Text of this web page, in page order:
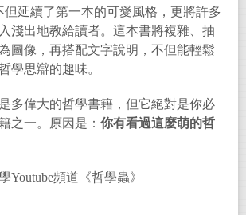
但延續了第一本的可愛風格，更將許多
淺出地教給讀者。這本書將複雜、抽
圖像，再搭配文字說明，不但能輕鬆
學思辯的趣味。
多偉大的哲學書籍，但它絕對是你必
之一。原因是： 你有看過這麼萌的哲
頻道《哲學蟲》